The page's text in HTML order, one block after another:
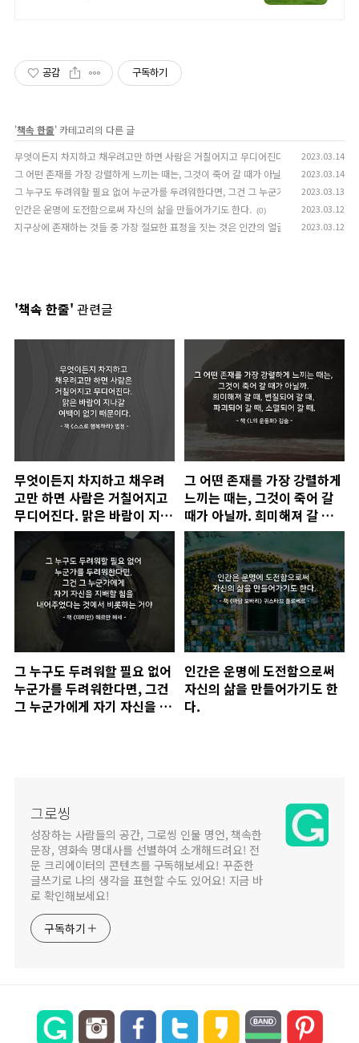
공감 구독하기
'책속 한줄' 카테고리의 다른 글
무엇이든지 차지하고 채우려고만 하면 사람은 거칠어지고 무디어진다. 맑은 바람이 지
2023.03.14
그 어떤 존재를 가장 강렬하게 느끼는 때는, 그것이 죽어 갈 때가 아닐까. 희미해져 갈
2023.03.14
그 누구도 두려워할 필요 없어 누군가를 두려워한다면, 그건 그 누군가에게 자기 자신을
2023.03.13
인간은 운명에 도전함으로써 자신의 삶을 만들어가기도 한다. (0) 2023.03.12
지구상에 존재하는 것들 중 가장 절묘한 표정을 짓는 것은 인간의 얼굴이 아니라 나무
2023.03.12
'책속 한줄' 관련글
무엇이든지 차지하고 채우려
고만 하면 사람은 거칠어지고
무디어진다. 맑은 바람이 지나
갈 여백이 없기 때문이다.
그 어떤 존재를 가장 강렬하게
느끼는 때는, 그것이 죽어 갈
때가 아닐까. 희미해져 갈 때,
변질되어 갈 때, 파괴되어 갈
때, 소멸되어 갈 때.
그 누구도 두려워할 필요 없어
누군가를 두려워한다면, 그건
그 누군가에게 자기 자신을 지
인간은 운명에 도전함으로써
자신의 삶을 만들어가기도 한
다.
그로씽
성장하는 사람들의 공간, 그로씽 인물 명언, 책속한
문장, 영화속 명대사를 선별하여 소개해드려요! 전
문 크리에이터의 콘텐츠를 구독해보세요! 꾸준한
글쓰기로 나의 생각을 표현할 수도 있어요! 지금 바
로 확인해보세요!
구독하기